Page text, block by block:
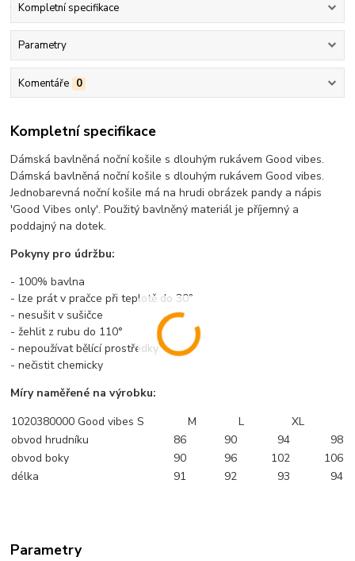
Kompletní specifikace
Parametry
Komentáře 0
Kompletní specifikace
Dámská bavlněná noční košile s dlouhým rukávem Good vibes.
Dámská bavlněná noční košile s dlouhým rukávem Good vibes.
Jednobarevná noční košile má na hrudi obrázek pandy a nápis
'Good Vibes only'. Použitý bavlněný materiál je příjemný a
poddajný na dotek.
Pokyny pro údržbu:
- 100% bavlna
- lze prát v pračce při teplotě do 30°
- nesušit v sušičce
- žehlit z rubu do 110°
- nepoužívat bělící prostředky
- nečistit chemicky
Míry naměřené na výrobku:
1020380000 Good vibes S M L
XL
obvod hrudníku
86 90 94
98
obvod boky
90 96 102
106
délka
91 92 93 94
Parametry